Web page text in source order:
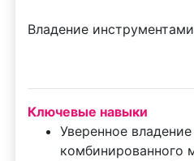
Владение инструментами
Ключевые навыки
Уверенное
комбинированного